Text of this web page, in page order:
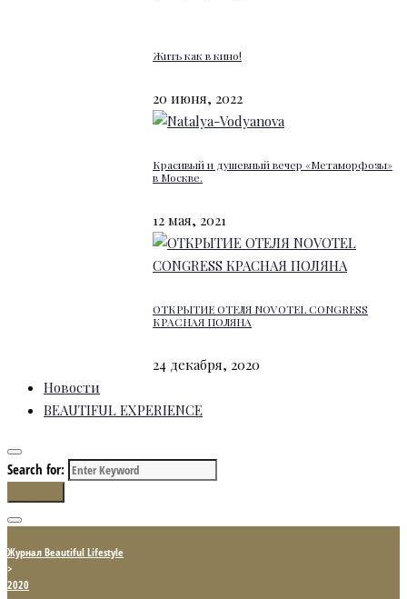
Жить как в кино!
20 июня, 2022
Красивый и душевный вечер «Метаморфозы»
в Москве.
12 мая, 2021
ОТКРЫТИЕ ОТЕЛЯ NOVOTEL CONGRESS
КРАСНАЯ ПОЛЯНА
24 декабря, 2020
Новости
BEAUTIFUL EXPERIENCE
Search for:
Журнал Beautiful Lifestyle
>
2020